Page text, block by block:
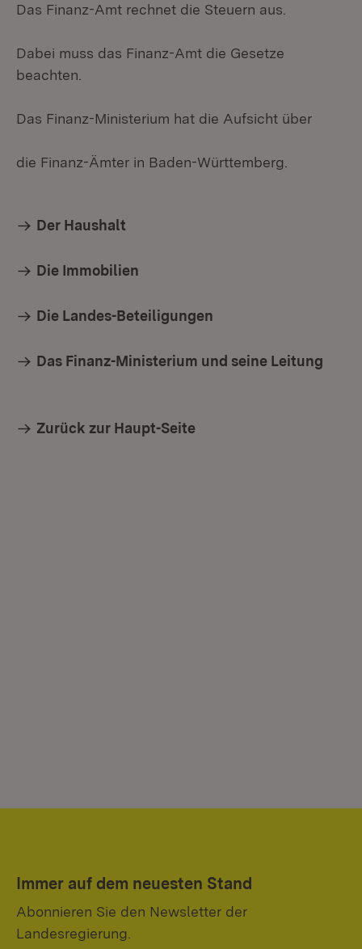
Das Finanz-Amt rechnet die Steuern aus.
Dabei muss das Finanz-Amt die Gesetze
beachten.
Das Finanz-Ministerium hat die Aufsicht über
die Finanz-Ämter in Baden-Württemberg.
Der Haushalt
Die Immobilien
Die Landes-Beteiligungen
Das Finanz-Ministerium und seine Leitung
Zurück zur Haupt-Seite
Immer auf dem neuesten Stand
Abonnieren Sie den Newsletter der
Landesregierung.